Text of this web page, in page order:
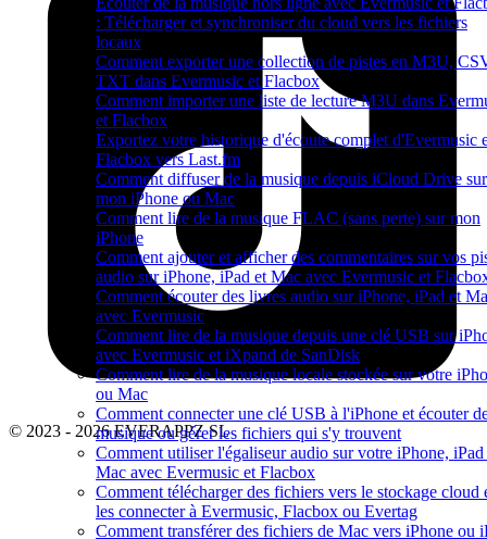
: Télécharger et synchroniser du cloud vers les fichiers
locaux
Comment exporter une collection de pistes en M3U,
TXT dans Evermusic et Flacbox
Comment importer une liste de lecture M3U dans
et Flacbox
Exportez votre historique d'écoute complet d'Evermusic
Flacbox vers Last.fm
Comment diffuser de la musique depuis iCloud Drive sur
mon iPhone ou Mac
Comment lire de la musique FLAC (sans perte) sur mon
iPhone
Comment ajouter et afficher des commentaires sur vos
audio sur iPhone, iPad et Mac avec Evermusic et
Comment écouter des livres audio sur iPhone, iPad et
avec Evermusic
Comment lire de la musique depuis une clé USB sur
avec Evermusic et iXpand de SanDisk
Comment lire de la musique locale stockée sur votre
ou Mac
Comment connecter une clé USB à l'iPhone et écouter
musique ou gérer les fichiers qui s'y trouvent
Comment utiliser l'égaliseur audio sur votre iPhone,
Mac avec Evermusic et Flacbox
Comment télécharger des fichiers vers le stockage cloud
les connecter à Evermusic, Flacbox ou Evertag
Comment transférer des fichiers de Mac vers iPhone ou
© 2023 - 2026 EVERAPPZ SL